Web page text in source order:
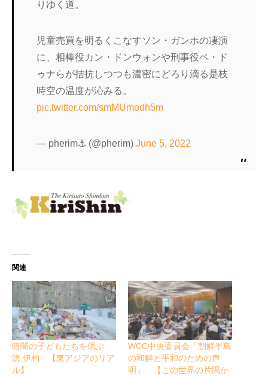
りゆく道。
児童売買を明るくこなすソン・ガンホの凄演
に、相棒役カン・ドンウォンや刑事役ペ・ド
ゥナらが拮抗しつつも濃密にどろり滴る是枝
時空の温度が沁みる。
pic.twitter.com/smMUmodh5m
— pherim⚓ (@pherim)June 5, 2022
関連
暗闇の子どもたちを偲ぶ
洪 伊杓 【東アジアのリア
ル】
WCC中央委員会「朝鮮半島
の和解と平和のための声
明」 【この世界の片隅か